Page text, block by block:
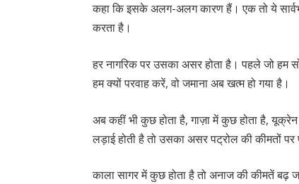
कहा कि इसके अलग-अलग कारण हैं। एक तो ये
करता है।
हर नागरिक पर उसका असर होता है। पहले जो हम
हम क्यों परवाह करें, वो जमाना अब खत्म हो गया है।
अब कहीं भी कुछ होता है, गाज़ा में कुछ होता है,
लड़ाई होती है तो उसका असर पट्रोल की कीमतों पर
काला सागर में कुछ होता है तो अनाज की कीमतें बढ़